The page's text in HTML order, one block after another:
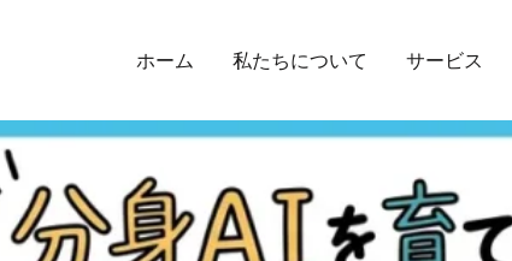
ホーム 私たちについて サービス